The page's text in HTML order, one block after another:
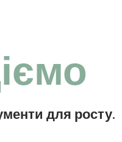
для росту.